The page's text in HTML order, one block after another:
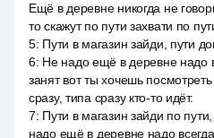
Ещё в деревне никогда не
то скажут по пути захвати по
5: Пути в магазин зайди, пути
6: Не надо ещё в деревне надо
занят вот ты хочешь
сразу, типа сразу кто-то идёт.
7: Пути в магазин зайди по
надо ещё в деревне надо